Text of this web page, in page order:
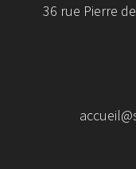
36 rue Pierre